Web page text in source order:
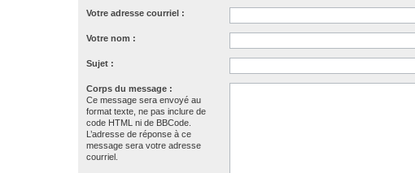
Votre adresse courriel :
Votre nom :
Sujet :
Corps du message :
Ce message sera envoyé au
format texte, ne pas inclure de
code HTML ni de BBCode.
L’adresse de réponse à ce
message sera votre adresse
courriel.